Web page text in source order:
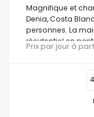
Magnifique et
Denia, Costa
personnes. La
résidentiel en
Prix par jour à
4